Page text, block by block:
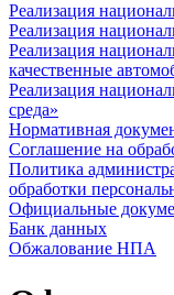
Реализация
Реализация
Реализация
качественные
Реализация
среда»
Нормативная
Соглашение на
Политика
обработки
Официальные
Банк данных
Обжалование НПА